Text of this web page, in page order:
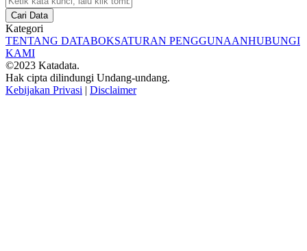
Cari Data
Kategori
TENTANG DATABOKSATURAN PENGGUNAANHUBUNGI
KAMI
©2023 Katadata.
Hak cipta dilindungi Undang-undang.
Kebijakan Privasi | Disclaimer